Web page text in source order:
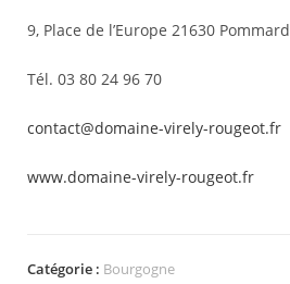
9, Place de l’Europe 21630 Pommard
Tél. 03 80 24 96 70
contact@domaine-virely-rougeot.fr
www.domaine-virely-rougeot.fr
Catégorie : Bourgogne